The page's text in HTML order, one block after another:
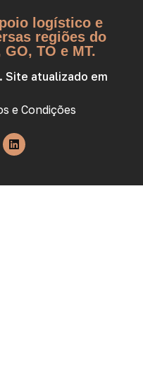
logístico e
regiões do
TO e MT.
Site atualizado em
e Condições